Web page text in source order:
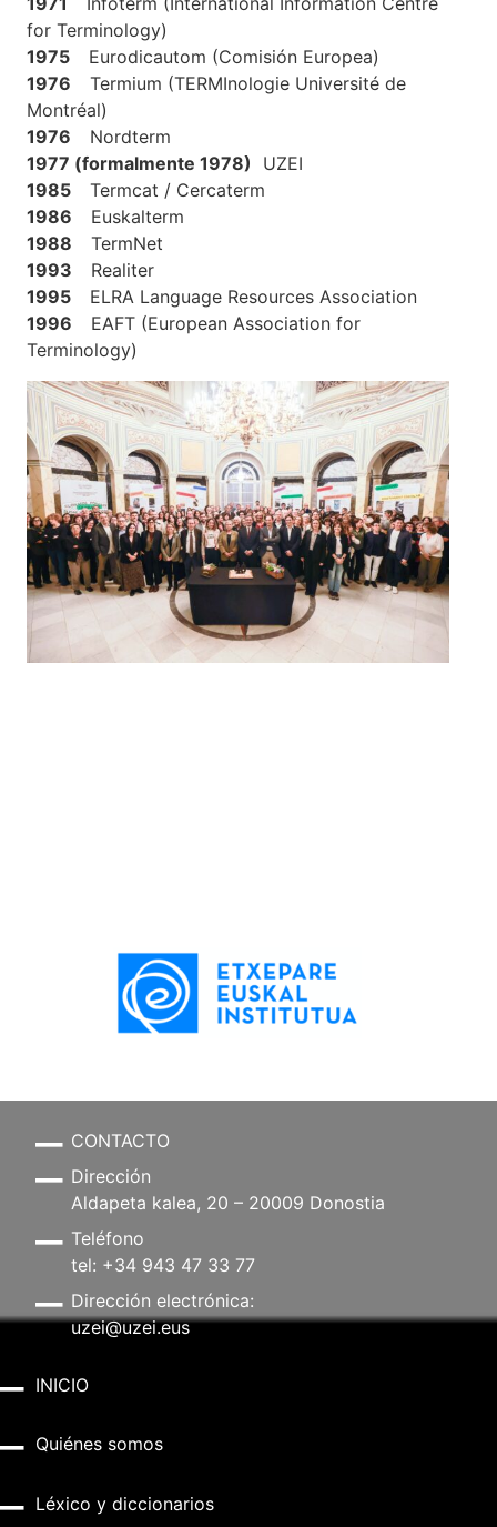
for Terminology)
1975
Eurodicautom (Comisión Europea)
1976
Termium (TERMInologie Université de
Montréal)
1976
Nordterm
1977 (formalmente 1978) UZEI
1985
Termcat / Cercaterm
1986
Euskalterm
1988
TermNet
1993
Realiter
1995
ELRA Language Resources Association
1996
EAFT (European Association for
Terminology)
CONTACTO
Dirección
Aldapeta kalea, 20 – 20009 Donostia
Teléfono
tel: +34 943 47 33 77
Dirección electrónica:
uzei@uzei.eus
INICIO
Quiénes somos
Léxico y diccionarios